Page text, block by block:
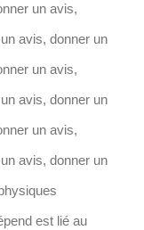
un avis,
avis, donner un
un avis,
avis, donner un
un avis,
avis, donner un
est lié au